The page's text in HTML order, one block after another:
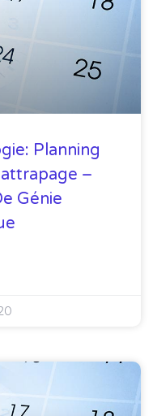
Planning
–
Génie